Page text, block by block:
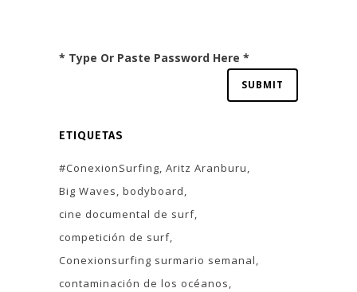
* Type Or Paste Password Here *
ETIQUETAS
#ConexionSurfing Aritz Aranburu
Big Waves bodyboard
cine documental de surf
competición de surf
Conexionsurfing surmario semanal
contaminación de los océanos